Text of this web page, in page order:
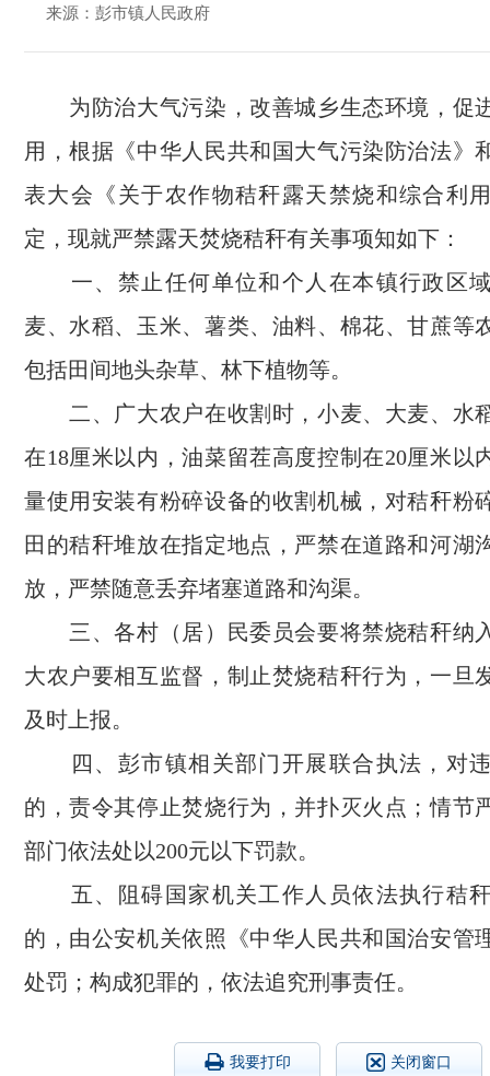
来源：彭市镇人民政府
为防治大气污染，改善城乡生态环境，促
用，根据《中华人民共和国大气污染防治法》
表大会《关于农作物秸秆露天禁烧和综合利
定，现就严禁露天焚烧秸秆有关事项知如下：
一、禁止任何单位和个人在本镇行政区
麦、水稻、玉米、薯类、油料、棉花、甘蔗等
包括田间地头杂草、林下植物等。
二、广大农户在收割时，小麦、大麦、水
在18厘米以内，油菜留茬高度控制在20厘米以
量使用安装有粉碎设备的收割机械，对秸秆粉
田的秸秆堆放在指定地点，严禁在道路和河湖
放，严禁随意丢弃堵塞道路和沟渠。
三、各村（居）民委员会要将禁烧秸秆纳
大农户要相互监督，制止焚烧秸秆行为，一旦
及时上报。
四、彭市镇相关部门开展联合执法，对
的，责令其停止焚烧行为，并扑灭火点；情节
部门依法处以200元以下罚款。
五、阻碍国家机关工作人员依法执行秸
的，由公安机关依照《中华人民共和国治安管
处罚；构成犯罪的，依法追究刑事责任。
我要打印 关闭窗口